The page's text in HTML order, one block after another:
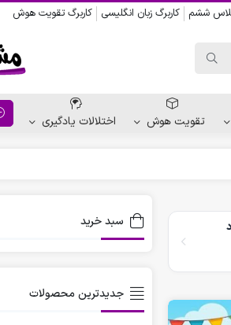
ششم کاربرگ زبان انگلیسی کاربرگ تقویت هوش
کاربرگ نقاشی نشانه ها
کاربرگ مناسبت ها
تقویت هوش اختلالات یادگیری
سبد خرید
جدیدترین محصولات